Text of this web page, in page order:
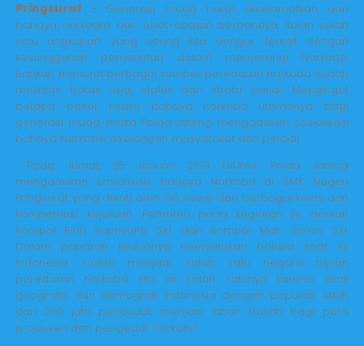
Pringsurat – Generasi muda harus diselamatkan dari
bahaya narkotika dan obat-obatan berbahaya. Itulah salah
satu ungkapan yang sering kita dengar terkait dengan
kesungguhan pemerintah dalam memerangi Narkoba.
Bahkan menurut berbagai sumber peredaran narkoba sudah
melintas batas usia, status dan strata sosial. Mengingat
betapa besar resiko bahaya narkoba utamanya bagi
generasi muda, maka Polda Jateng mengadakan sosialisasi
bahaya Narkoba dikalangan masyarakat dan pelajar.
Pada Jumat, 25 Januari 2019 Dit.Res. Polda Jateng
mengadakan sosialisasi bahaya Narkoba di SMK Negeri
Pringsurat yang diikuti oleh 135 siswa dari berbagai kelas dan
kompetensi kejuruan. Pemateri pada kegiatan ini adalah
Kompol Ririn Supriyanti, S.H. dan Kompol Muh. Imron, S.H.
Dalam paparan keduanya menyatakan bahwa saat ini
Indonesia sudah menjadi salah satu negara tujuan
peredaran narkoba. Hal ini salah satunya karena letak
geografis dan demografi Indonesia dengan populasi lebih
dari 250 juta penduduk menjadi lahan basah bagi para
produsen dan pengedar narkoba.